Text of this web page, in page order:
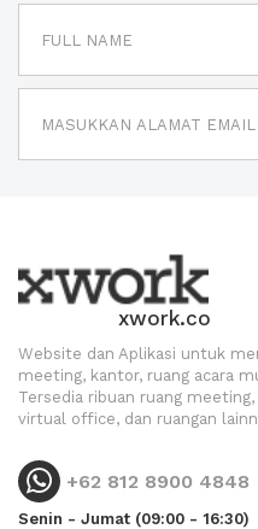
xwork.co
Website dan Aplikasi untuk
meeting, kantor, ruang acara
Tersedia ribuan ruang
virtual office, dan ruangan
+62 812 8900 4848
Senin - Jumat (09:00 - 16:30)